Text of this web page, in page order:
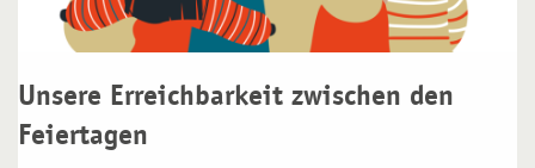
Unsere Erreichbarkeit zwischen den
Feiertagen